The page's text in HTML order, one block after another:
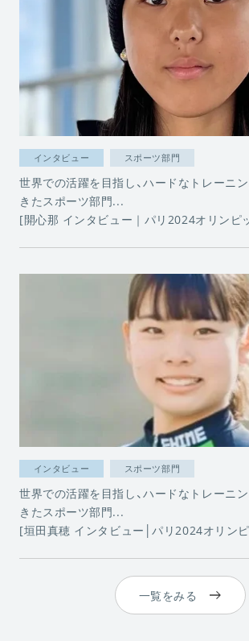
インタビュー スポーツ部門
世界での活躍を目指し、ハードなトレーニ
きたスポーツ部門...
[開心那 インタビュー｜パリ2024オリンピ
インタビュー スポーツ部門
世界での活躍を目指し、ハードなトレーニ
きたスポーツ部門...
[垣田真穂 インタビュー│パリ2024オリン
一覧をみる